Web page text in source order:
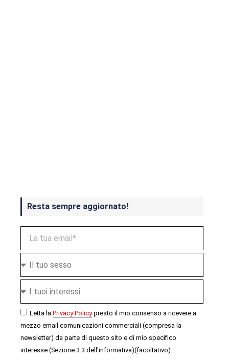
Resta sempre aggiornato!
Letta la Privacy Policypresto il mio consenso a ricevere a
mezzo email comunicazioni commerciali (compresa la
newsletter) da parte di questo sito e di mio specifico
interesse (Sezione 3.3 dell'informativa)(facoltativo).